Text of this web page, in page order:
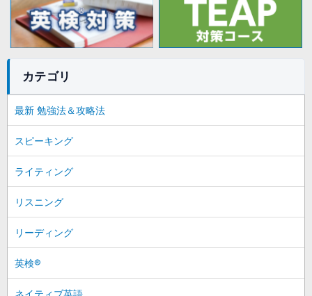
カテゴリ
最新 勉強法＆攻略法
スピーキング
ライティング
リスニング
リーディング
英検®